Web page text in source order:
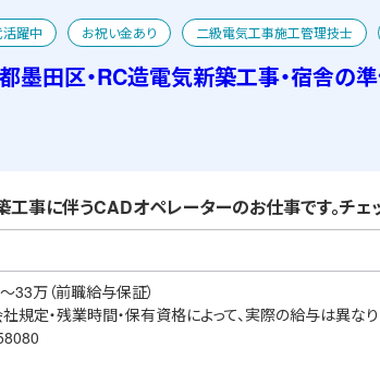
躍中 お祝い金あり 二級電気工事施工管理技士
墨田区・RC造電気新築工事・宿舎の
事に伴うCADオペレーターのお仕事です。チェ
33万（前職給与保証）
社規定・残業時間・保有資格によって、実際の給与は異なり